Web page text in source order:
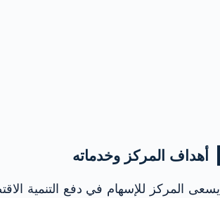
أهداف المركز وخدماته
يسعى المركز للإسهام في دفع التنمية